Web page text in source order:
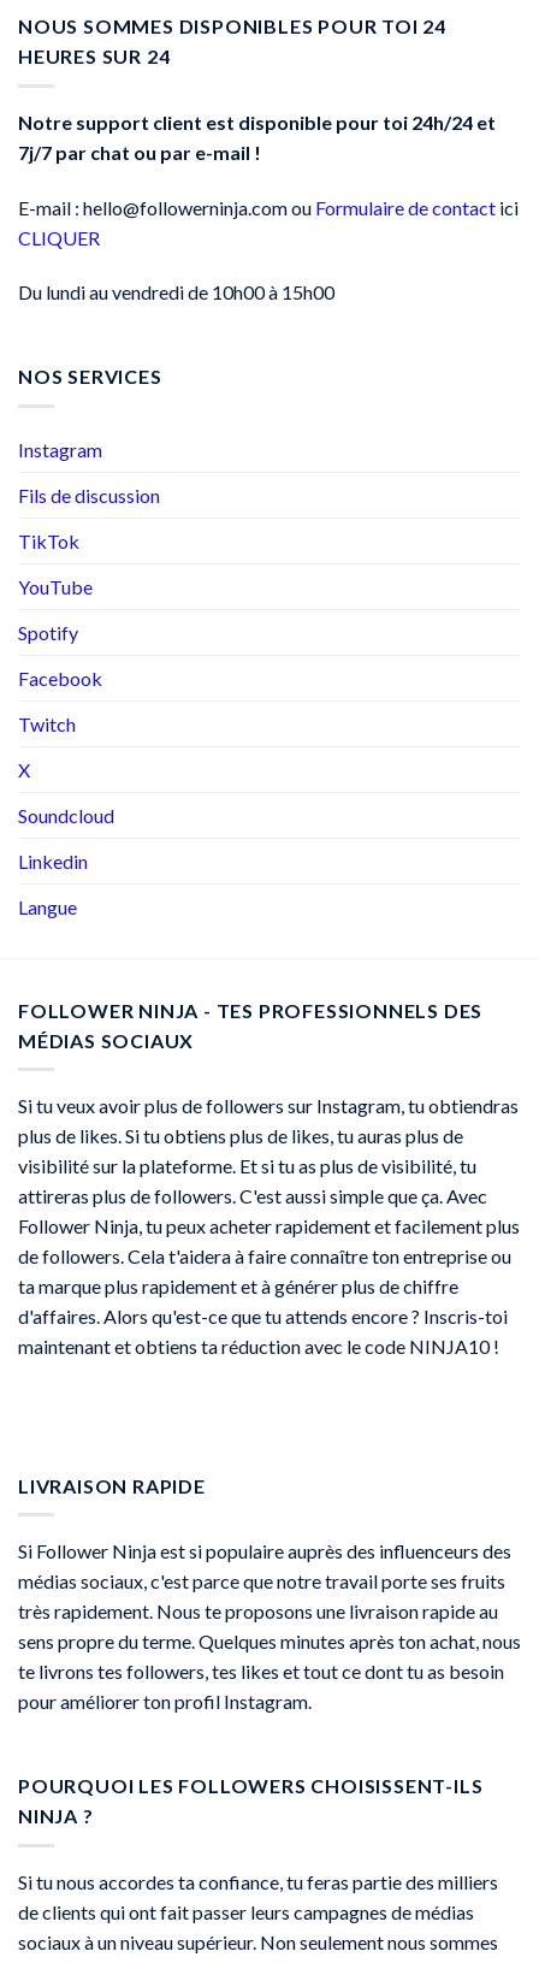
NOUS SOMMES DISPONIBLES POUR TOI 24
HEURES SUR 24
Notre support client est disponible pour toi 24h/24 et
7j/7 par chat ou par e-mail !
E-mail : hello@followerninja.com ou Formulaire de contact ici
CLIQUER
Du lundi au vendredi de 10h00 à 15h00
NOS SERVICES
Instagram
Fils de discussion
TikTok
YouTube
Spotify
Facebook
Twitch
X
Soundcloud
Linkedin
Langue
FOLLOWER NINJA - TES PROFESSIONNELS DES
MÉDIAS SOCIAUX
Si tu veux avoir plus de followers sur Instagram, tu obtiendras
plus de likes. Si tu obtiens plus de likes, tu auras plus de
visibilité sur la plateforme. Et si tu as plus de visibilité, tu
attireras plus de followers. C'est aussi simple que ça. Avec
Follower Ninja, tu peux acheter rapidement et facilement plus
de followers. Cela t'aidera à faire connaître ton entreprise ou
ta marque plus rapidement et à générer plus de chiffre
d'affaires. Alors qu'est-ce que tu attends encore ? Inscris-toi
maintenant et obtiens ta réduction avec le code NINJA10 !
LIVRAISON RAPIDE
Si Follower Ninja est si populaire auprès des influenceurs des
médias sociaux, c'est parce que notre travail porte ses fruits
très rapidement. Nous te proposons une livraison rapide au
sens propre du terme. Quelques minutes après ton achat, nous
te livrons tes followers, tes likes et tout ce dont tu as besoin
pour améliorer ton profil Instagram.
POURQUOI LES FOLLOWERS CHOISISSENT-ILS
NINJA ?
Si tu nous accordes ta confiance, tu feras partie des milliers
de clients qui ont fait passer leurs campagnes de médias
sociaux à un niveau supérieur. Non seulement nous sommes